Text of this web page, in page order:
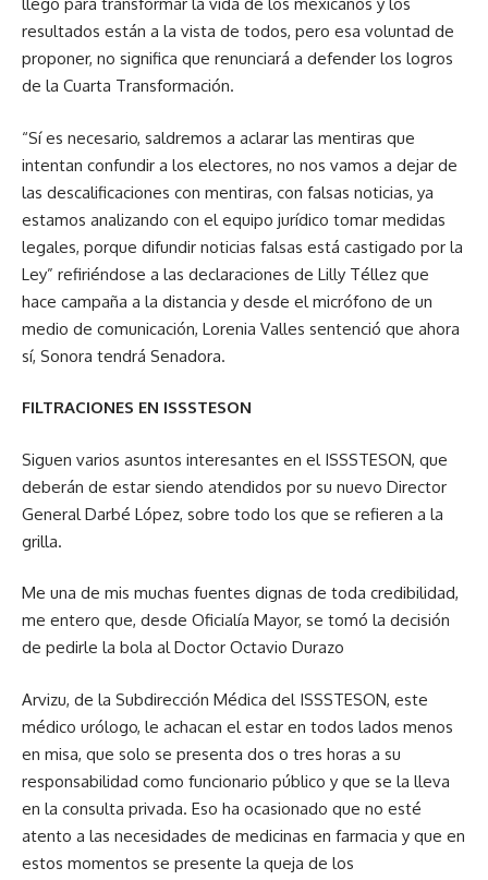
resultados están a la vista de todos, pero esa voluntad de
proponer, no significa que renunciará a defender los logros
de la Cuarta Transformación.
“Sí es necesario, saldremos a aclarar las mentiras que
intentan confundir a los electores, no nos vamos a dejar de
las descalificaciones con mentiras, con falsas noticias, ya
estamos analizando con el equipo jurídico tomar medidas
legales, porque difundir noticias falsas está castigado por la
Ley” refiriéndose a las declaraciones de Lilly Téllez que
hace campaña a la distancia y desde el micrófono de un
medio de comunicación, Lorenia Valles sentenció que ahora
sí, Sonora tendrá Senadora.
FILTRACIONES EN ISSSTESON
Siguen varios asuntos interesantes en el ISSSTESON, que
deberán de estar siendo atendidos por su nuevo Director
General Darbé López, sobre todo los que se refieren a la
grilla.
Me una de mis muchas fuentes dignas de toda credibilidad,
me entero que, desde Oficialía Mayor, se tomó la decisión
de pedirle la bola al Doctor Octavio Durazo
Arvizu, de la Subdirección Médica del ISSSTESON, este
médico urólogo, le achacan el estar en todos lados menos
en misa, que solo se presenta dos o tres horas a su
responsabilidad como funcionario público y que se la lleva
en la consulta privada. Eso ha ocasionado que no esté
atento a las necesidades de medicinas en farmacia y que en
estos momentos se presente la queja de los